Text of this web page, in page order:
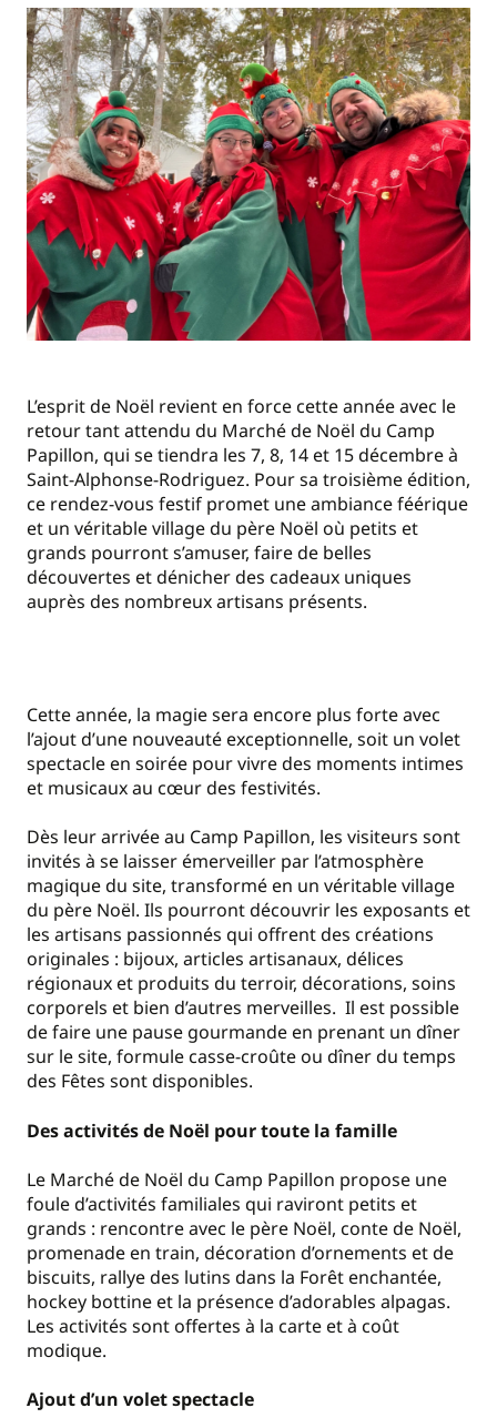
L’esprit de Noël revient en force cette année avec le
retour tant attendu du Marché de Noël du Camp
Papillon, qui se tiendra les 7, 8, 14 et 15 décembre à
Saint-Alphonse-Rodriguez. Pour sa troisième édition,
ce rendez-vous festif promet une ambiance féérique
et un véritable village du père Noël où petits et
grands pourront s’amuser, faire de belles
découvertes et dénicher des cadeaux uniques
auprès des nombreux artisans présents.
Cette année, la magie sera encore plus forte avec
l’ajout d’une nouveauté exceptionnelle, soit un volet
spectacle en soirée pour vivre des moments intimes
et musicaux au cœur des festivités.
Dès leur arrivée au Camp Papillon, les visiteurs sont
invités à se laisser émerveiller par l’atmosphère
magique du site, transformé en un véritable village
du père Noël. Ils pourront découvrir les exposants et
les artisans passionnés qui offrent des créations
originales : bijoux, articles artisanaux, délices
régionaux et produits du terroir, décorations, soins
corporels et bien d’autres merveilles. Il est possible
de faire une pause gourmande en prenant un dîner
sur le site, formule casse-croûte ou dîner du temps
des Fêtes sont disponibles.
Des activités de Noël pour toute la famille
Le Marché de Noël du Camp Papillon propose une
foule d’activités familiales qui raviront petits et
grands : rencontre avec le père Noël, conte de Noël,
promenade en train, décoration d’ornements et de
biscuits, rallye des lutins dans la Forêt enchantée,
hockey bottine et la présence d’adorables alpagas.
Les activités sont offertes à la carte et à coût
modique.
Ajout d’un volet spectacle